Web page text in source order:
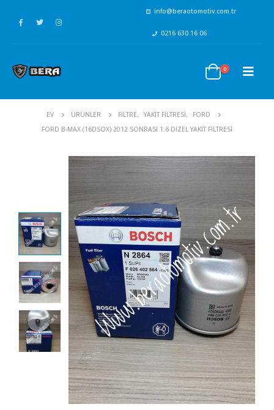
info@beraotomotiv.com.tr
0216 630 16 06
0
EV ÜRÜNLER FİLTRE, YAKIT FİLTRESİ,
FORD
FORD B-MAX (16DSOX) 2012 SONRASI 1.6 DIZEL YAKIT FILTRESI